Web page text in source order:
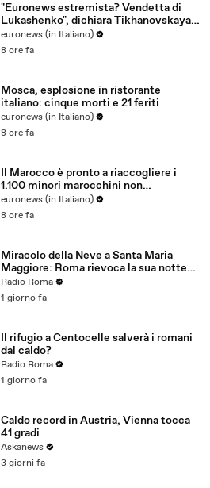
"Euronews estremista? Vendetta di
Lukashenko", dichiara Tikhanovskaya
in un'intervista
euronews (in Italiano)
8 ore fa
Mosca, esplosione in ristorante
italiano: cinque morti e 21 feriti
euronews (in Italiano)
8 ore fa
Il Marocco è pronto a riaccogliere i
1.100 minori marocchini non
accompagnati di Ceuta, ma con
condizioni
euronews (in Italiano)
8 ore fa
Miracolo della Neve a Santa Maria
Maggiore: Roma rievoca la sua notte
magica
Radio Roma
1 giorno fa
Il rifugio a Centocelle salverà i romani
dal caldo?
Radio Roma
1 giorno fa
Caldo record in Austria, Vienna tocca
41 gradi
Askanews
3 giorni fa